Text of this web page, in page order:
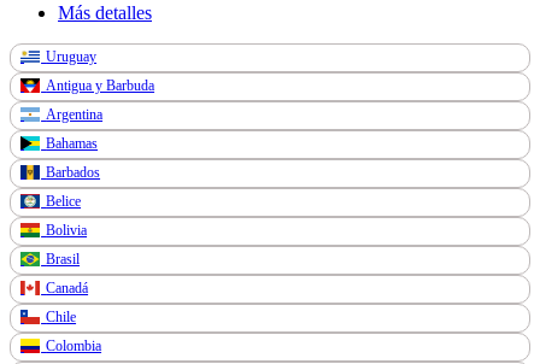
Más detalles
Uruguay
Antigua y Barbuda
Argentina
Bahamas
Barbados
Belice
Bolivia
Brasil
Canadá
Chile
Colombia